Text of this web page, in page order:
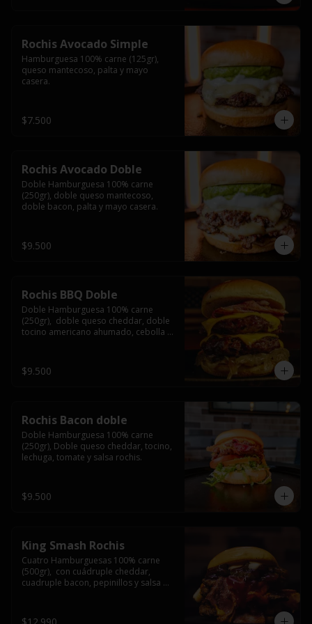
Rochis Avocado Simple
Hamburguesa 100% carne (125gr),
queso mantecoso, palta y mayo
casera.
$7.500
Rochis Avocado Doble
Doble Hamburguesa 100% carne
(250gr), doble queso mantecoso,
doble bacon, palta y mayo casera.
$9.500
Rochis BBQ Doble
Doble Hamburguesa 100% carne
(250gr),  doble queso cheddar, doble
tocino americano ahumado, cebolla
$9.500
Rochis Bacon doble
Doble Hamburguesa 100% carne
(250gr), Doble queso cheddar, tocino,
lechuga, tomate y salsa rochis.
$9.500
King Smash Rochis
Cuatro Hamburguesas 100% carne
(500gr),  con cuádruple cheddar,
cuadruple bacon, pepinillos y salsa